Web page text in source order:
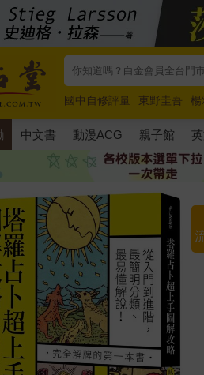
國中自修評量 東野圭吾 楊
唯紅花綻放
奧德賽 路邊攤
中文書 動漫ACG 親子館